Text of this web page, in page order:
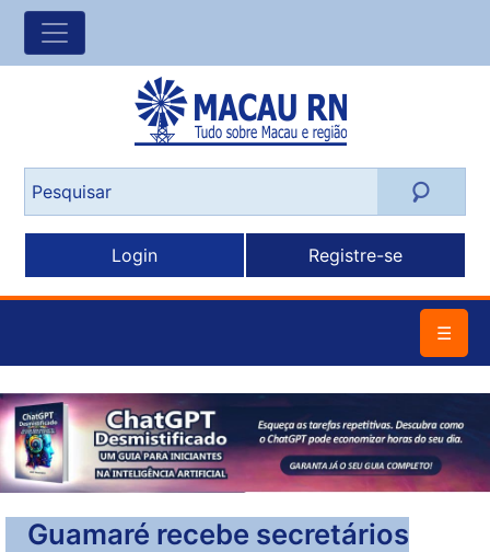
Login Registre-se
☰
Guamaré recebe secretários